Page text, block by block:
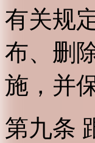
有关规
布、删
施，并
第九条